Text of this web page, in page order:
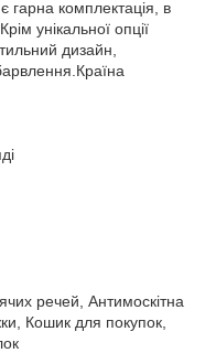
гарна комплектація, в
унікальної опції
дизайн,
речей, Антимоскітна
Кошик для покупок,